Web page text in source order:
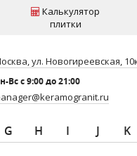
Калькулятор
плитки
ул. Новогиреевская,
Вс c 9:00 до 21:00
G H I J K